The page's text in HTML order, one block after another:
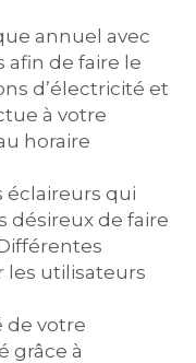
annuel avec
afin de faire le
d’électricité et
à votre
horaire
éclaireurs qui
désireux de faire
les utilisateurs
de votre
grâce à